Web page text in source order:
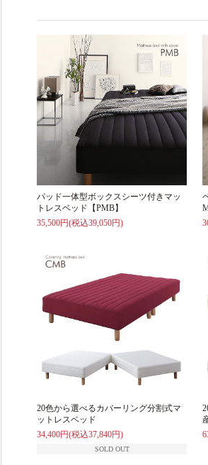
パッド一体型ボックスシーツ付きマッ
トレスベッド【PMB】
35,500円(税込39,050円)
20色から選べるカバーリング分割式マ
ットレスベッド
34,400円(税込37,840円)
SOLD OUT